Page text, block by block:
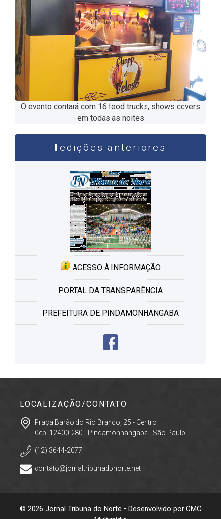
O evento contará com 16 food trucks, shows covers
em todas as noites
edições anteriores
ACESSO À INFORMAÇÃO
PORTAL DA TRANSPARÊNCIA
PREFEITURA DE PINDAMONHANGABA
LOCALIZAÇÃO/CONTATO
Praça Barão do Rio Branco, 25 - Centro
Cep: 12400-280 - Pindamonhangaba - São Paulo
(12) 3644-2077
contato@jornaltribunadonorte.net
© 2026 Jornal Tribuna do Norte • Desenvolvido por CMC